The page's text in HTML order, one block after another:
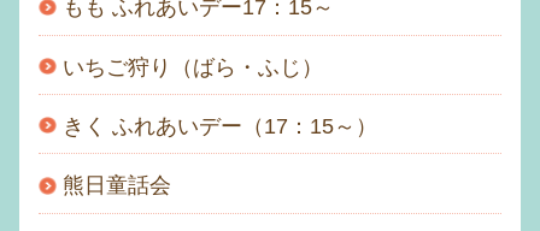
もも ふれあいデー17：15～
いちご狩り（ばら・ふじ）
きく ふれあいデー（17：15～）
熊日童話会